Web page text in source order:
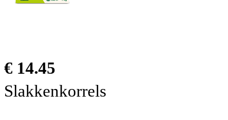
€ 14.45
Slakkenkorrels